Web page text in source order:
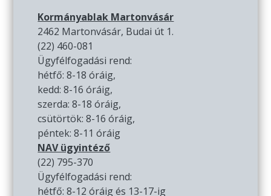
Kormányablak Martonvásár
2462 Martonvásár, Budai út 1.
(22) 460-081
Ügyfélfogadási rend:
hétfő: 8-18 óráig,
kedd: 8-16 óráig,
szerda: 8-18 óráig,
csütörtök: 8-16 óráig,
péntek: 8-11 óráig
NAV ügyintéző
(22) 795-370
Ügyfélfogadási rend:
hétfő: 8-12 óráig és 13-17-ig